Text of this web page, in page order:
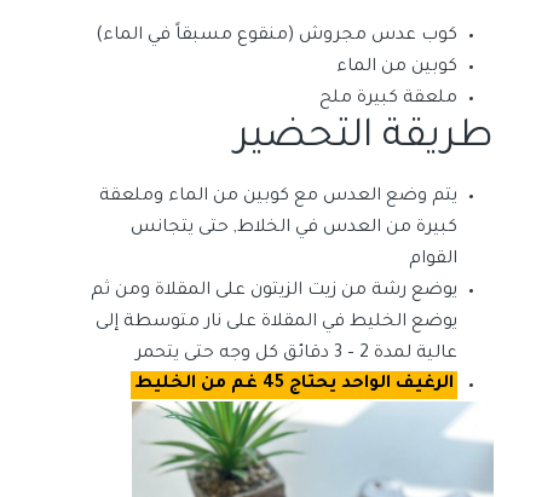
كوب عدس مجروش (منقوع مسبقاً في الماء)
كوبين من الماء
ملعقة كبيرة ملح
طريقة التحضير
يتم وضع العدس مع كوبين من الماء وملعقة
كبيرة من العدس في الخلاط, حتى يتجانس
القوام
يوضع رشة من زيت الزيتون على المقلاة ومن ثم
يوضع الخليط في المقلاة على نار متوسطة إلى
عالية لمدة 2 – 3 دقائق كل وجه حتى يتحمر
الرغيف الواحد يحتاج 45 غم من الخليط